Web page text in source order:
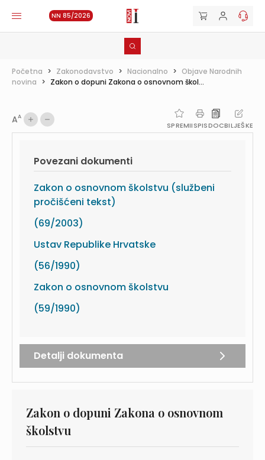
NN 85/2026
Početna > Zakonodavstvo > Nacionalno > Objave Narodnih
novina > Zakon o dopuni Zakona o osnovnom škol...
AA
SPREMIISPISDOCBILJEŠKE
Povezani dokumenti
Zakon o osnovnom školstvu (službeni
pročišćeni tekst)
(69/2003)
Ustav Republike Hrvatske
(56/1990)
Zakon o osnovnom školstvu
(59/1990)
Detalji dokumenta
Zakon o dopuni Zakona o osnovnom
školstvu